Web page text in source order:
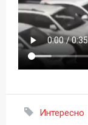
Интересно